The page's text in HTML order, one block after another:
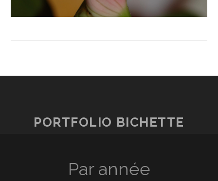
PORTFOLIO BICHETTE
Par année